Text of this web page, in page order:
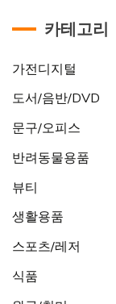
카테고리
가전디지털
도서/음반/DVD
문구/오피스
반려동물용품
뷰티
생활용품
스포츠/레저
식품